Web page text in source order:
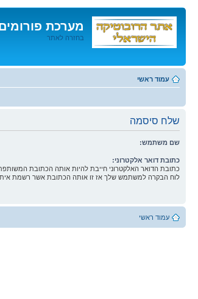
מערכת
בחזרה לאתר
לתוכן
עמוד ראשי
שלח סיסמה
שם משתמש:
כתובת דואר אלקטרוני:
כתובת הדואר האלקטרוני חייבת להיות אותה הכתובת
לוח הבקרה למשתמש שלך אז זו אותה הכתובת אשר רשמת
עמוד ראשי